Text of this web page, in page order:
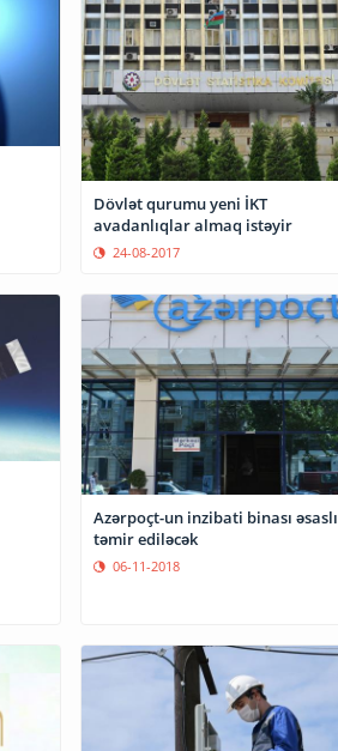
Dövlət qurumu yeni İKT
avadanlıqlar almaq istəyir
24-08-2017
Azərpoçt-un inzibati binası əsaslı
təmir ediləcək
06-11-2018